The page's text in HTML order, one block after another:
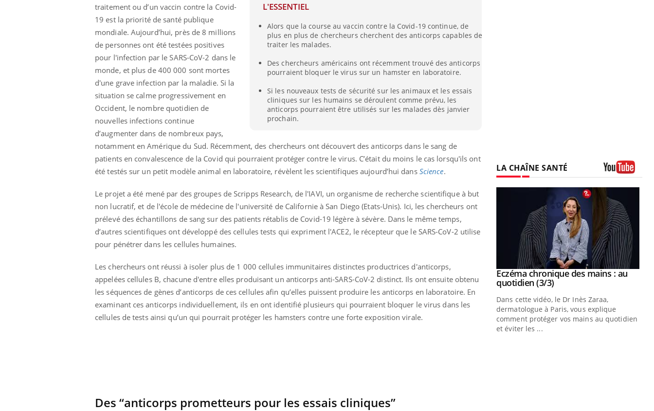
L'ESSENTIEL
Alors que la course au vaccin contre la Covid-19 continue, de
plus en plus de chercheurs cherchent des anticorps capables de
traiter les malades.
Des chercheurs américains ont récemment trouvé des anticorps
pourraient bloquer le virus sur un hamster en laboratoire.
Si les nouveaux tests de sécurité sur les animaux et les essais
cliniques sur les humains se déroulent comme prévu, les
anticorps pourraient être utilisés sur les malades dès janvier
prochain.
traitement ou d’un vaccin contre la Covid-
19 est la priorité de santé publique
mondiale. Aujourd’hui, près de 8 millions
de personnes ont été testées positives
pour l'infection par le SARS-CoV-2 dans le
monde, et plus de 400 000 sont mortes
d'une grave infection par la maladie. Si la
situation se calme progressivement en
Occident, le nombre quotidien de
nouvelles infections continue
d’augmenter dans de nombreux pays,
notamment en Amérique du Sud. Récemment, des chercheurs ont découvert des anticorps dans le sang de
patients en convalescence de la Covid qui pourraient protéger contre le virus. C’était du moins le cas lorsqu'ils ont
été testés sur un petit modèle animal en laboratoire, révèlent les scientifiques aujourd’hui dans Science.
Le projet a été mené par des groupes de Scripps Research, de l'IAVI, un organisme de recherche scientifique à but
non lucratif, et de l'école de médecine de l'université de Californie à San Diego (Etats-Unis). Ici, les chercheurs ont
prélevé des échantillons de sang sur des patients rétablis de Covid-19 légère à sévère. Dans le même temps,
d’autres scientifiques ont développé des cellules tests qui expriment l'ACE2, le récepteur que le SARS-CoV-2 utilise
pour pénétrer dans les cellules humaines.
Les chercheurs ont réussi à isoler plus de 1 000 cellules immunitaires distinctes productrices d'anticorps,
appelées cellules B, chacune d'entre elles produisant un anticorps anti-SARS-CoV-2 distinct. Ils ont ensuite obtenu
les séquences de gènes d’anticorps de ces cellules afin qu’elles puissent produire les anticorps en laboratoire. En
examinant ces anticorps individuellement, ils en ont identifié plusieurs qui pourraient bloquer le virus dans les
cellules de tests ainsi qu’un qui pourrait protéger les hamsters contre une forte exposition virale.
Des “anticorps prometteurs pour les essais cliniques”
LA CHAÎNE SANTÉ
Un « jumeau numérique » pour
faciliter l’accès à la médecine
préventiveYoutube
Un établissement lié à un groupe
mutualiste innove en matière de bilan de
Youtube
COUP DE FOOD sur le diabèteYoutube
Coup de food sur le diabète, c'est votre
nouveau rendez-vous culinaire qui
bouscule les idées reçues ! Dans cet
épisode, une ...
Youtube
Quand l’entreprise mise sur le bien
être globalYoutube
"Les rendez-vous de la santé et de la
qualité de vie au travail" de Pourquoi
Docteur reçoivent Régis Blugeon, DRH et
Youtube
Eczéma chronique des mains : au
quotidien (3/3)Youtube
Dans cette vidéo, le Dr Inès Zaraa,
dermatologue à Paris, vous explique
comment protéger vos mains au quotidien
et éviter les ...